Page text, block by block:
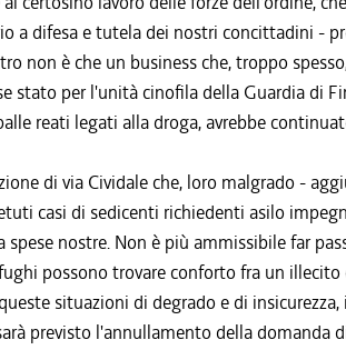
a difesa e tutela dei nostri concittadini -
non è che un business che, troppo
stato per l'unità cinofila della Guardia di
reati legati alla droga, avrebbe
di via Cividale che, loro malgrado -
casi di sedicenti richiedenti asilo
nostre. Non è più ammissibile far
possono trovare conforto fra un
situazioni di degrado e di
previsto l'annullamento della domanda